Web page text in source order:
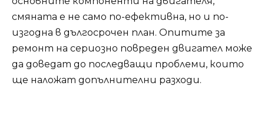
смяната е не само по-ефективна, но и по-
изгодна в дългосрочен план. Опитите за
ремонт на сериозно повреден двигател може
да доведат до последващи проблеми, които
ще наложат допълнителни разходи.